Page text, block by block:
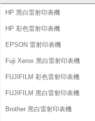
HP 黑白雷射印表機
HP 彩色雷射印表機
EPSON 雷射印表機
Fuji Xerox 黑白雷射印表機
FUJIFILM 彩色雷射印表機
FUJIFILM 黑白雷射印表機
Brother 黑白雷射印表機